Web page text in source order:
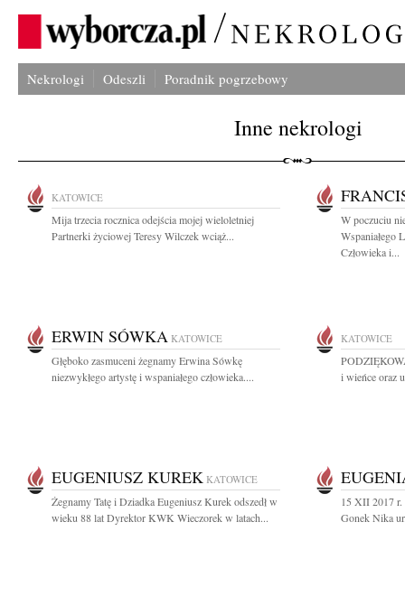
Nekrologi Odeszli Poradnik pogrzebowy
Inne nekrologi
KATOWICE
Mija trzecia rocznica odejścia mojej wieloletniej
Partnerki życiowej Teresy Wilczek wciąż...
W poczuciu
Wspaniałego
Człowieka i...
ERWIN SÓWKA KATOWICE
Głęboko zasmuceni żegnamy Erwina Sówkę
niezwykłego artystę i wspaniałego człowieka....
KATOWICE
i wieńce oraz
EUGENIUSZ KUREK KATOWICE
Żegnamy Tatę i Dziadka Eugeniusz Kurek odszedł w
wieku 88 lat Dyrektor KWK Wieczorek w latach...
15 XII 2017 r.
Gonek Nika